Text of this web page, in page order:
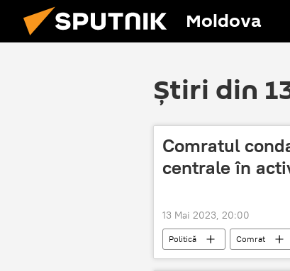
Moldova
Știri din
Comratul
centrale în
13 Mai 2023, 20:00
Politică Comrat